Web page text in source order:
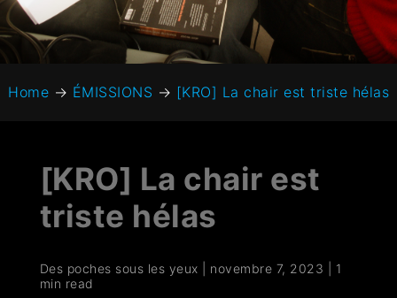
Home → ÉMISSIONS → [KRO] La chair est triste hélas
[KRO] La chair est
triste hélas
Des poches sous les yeux novembre 7, 2023
1
min read